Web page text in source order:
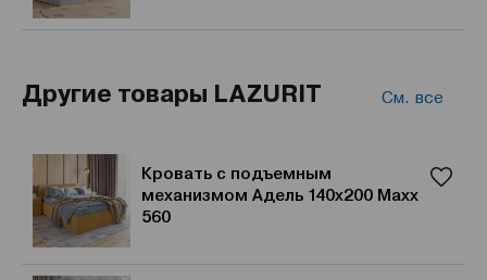
Другие товары LAZURIT См. все
Кровать с подъемным
механизмом Адель 140х200 Maxx
560